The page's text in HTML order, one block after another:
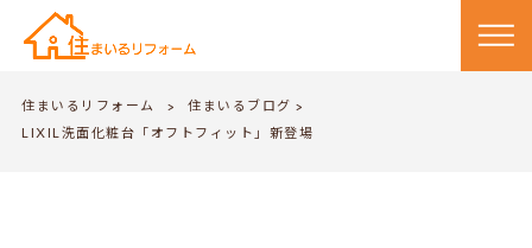
住まいるリフォーム > 住まいるブログ >
LIXIL洗面化粧台「オフトフィット」新登場